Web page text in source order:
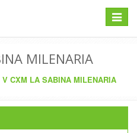
Toggle
MILENARIA
V CXM LA SABINA MILENARIA